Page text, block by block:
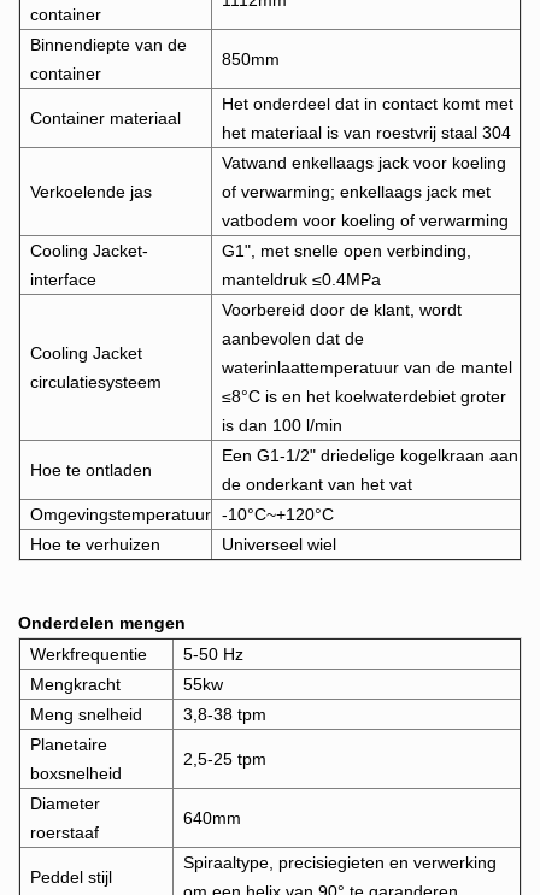
container
Binnendiepte van de
container
850mm
Container materiaal
Het onderdeel dat in contact komt met
het materiaal is van roestvrij staal 304
Verkoelende jas
Vatwand enkellaags jack voor koeling
of verwarming; enkellaags jack met
vatbodem voor koeling of verwarming
Cooling Jacket-
interface
G1", met snelle open verbinding,
manteldruk ≤0.4MPa
Cooling Jacket
circulatiesysteem
Voorbereid door de klant, wordt
aanbevolen dat de
waterinlaattemperatuur van de mantel
≤8°C is en het koelwaterdebiet groter
is dan 100 l/min
Hoe te ontladen
Een G1-1/2" driedelige kogelkraan aan
de onderkant van het vat
Omgevingstemperatuur -10°C~+120°C
Hoe te verhuizen
Universeel wiel
Onderdelen mengen
Werkfrequentie
5-50 Hz
Mengkracht
55kw
Meng snelheid
3,8-38 tpm
Planetaire
boxsnelheid
2,5-25 tpm
Diameter
roerstaaf
640mm
Peddel stijl
Spiraaltype, precisiegieten en verwerking